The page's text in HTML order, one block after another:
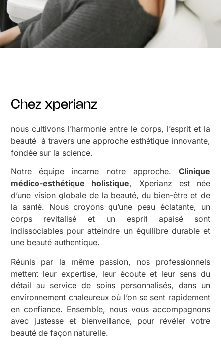
Chez xperianz
nous cultivons l’harmonie entre le corps, l’esprit et la
beauté, à travers une approche esthétique innovante,
fondée sur la science.
Notre équipe incarne notre approche. Clinique
médico-esthétique holistique, Xperianz est née
d’une vision globale de la beauté, du bien-être et de
la santé. Nous croyons qu’une peau éclatante, un
corps revitalisé et un esprit apaisé sont
indissociables pour atteindre un équilibre durable et
une beauté authentique.
Réunis par la même passion, nos professionnels
mettent leur expertise, leur écoute et leur sens du
détail au service de soins personnalisés, dans un
environnement chaleureux où l’on se sent rapidement
en confiance. Ensemble, nous vous accompagnons
avec justesse et bienveillance, pour révéler votre
beauté de façon naturelle.